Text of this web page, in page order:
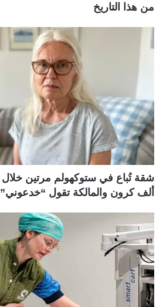
من هذا التاريخ
ألف كرون والمالكة تقول “خدعوني”